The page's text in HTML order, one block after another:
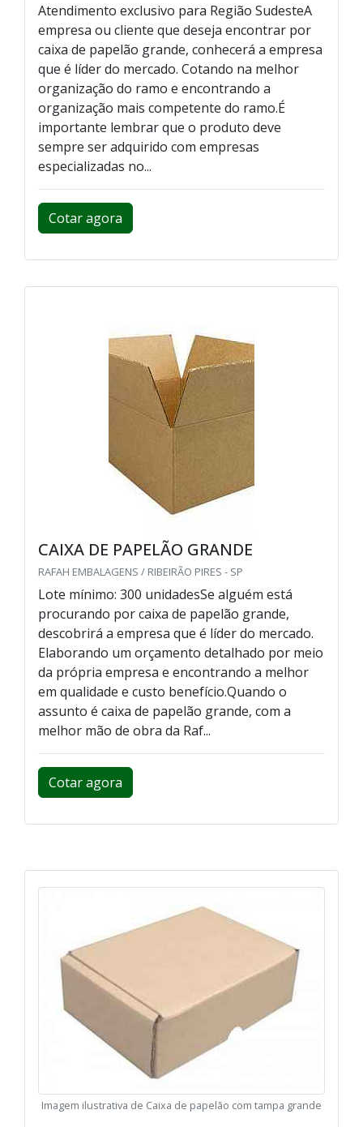
Atendimento exclusivo para Região SudesteA
empresa ou cliente que deseja encontrar por
caixa de papelão grande, conhecerá a empresa
que é líder do mercado. Cotando na melhor
organização do ramo e encontrando a
organização mais competente do ramo.É
importante lembrar que o produto deve
sempre ser adquirido com empresas
especializadas no...
Cotar agora
CAIXA DE PAPELÃO GRANDE
RAFAH EMBALAGENS / RIBEIRÃO PIRES - SP
Lote mínimo: 300 unidadesSe alguém está
procurando por caixa de papelão grande,
descobrirá a empresa que é líder do mercado.
Elaborando um orçamento detalhado por meio
da própria empresa e encontrando a melhor
em qualidade e custo benefício.Quando o
assunto é caixa de papelão grande, com a
melhor mão de obra da Raf...
Cotar agora
Imagem ilustrativa de Caixa de papelão com tampa grande